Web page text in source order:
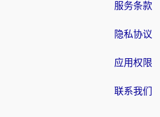
服务条款
隐私协议
应用权限
联系我们